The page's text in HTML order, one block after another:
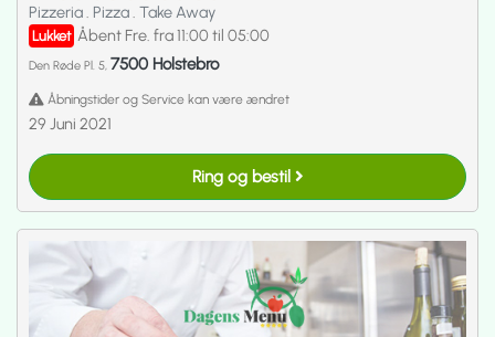
Pizzeria. Pizza. Take Away
Lukket Åbent Fre. fra 11:00 til 05:00
Den Røde Pl. 5, 7500 Holstebro
Åbningstider og Service kan være ændret
29 Juni 2021
Ring og bestil